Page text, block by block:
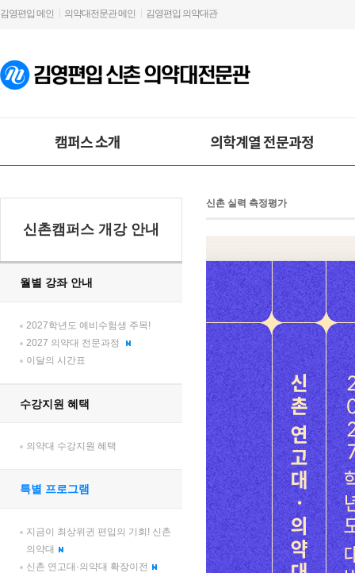
김영편입 메인 의약대전문관 메인 김영편입 의약대관
캠퍼스 소개 의학계열 전문과정
신촌캠퍼스 개강 안내
월별 강좌 안내
2027학년도 예비수험생 주목!
2027 의약대 전문과정
이달의 시간표
수강지원 혜택
의약대 수강지원 혜택
특별 프로그램
지금이 최상위귄 편입의 기회! 신촌
의약대
신촌 연고대·의약대 확장이전
신촌 실력 측정평가